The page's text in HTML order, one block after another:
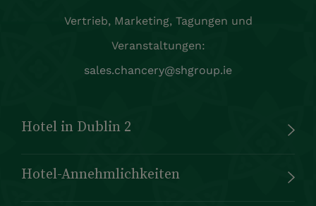
Vertrieb, Marketing, Tagungen und
Veranstaltungen:
sales.chancery@shgroup.ie
Hotel in Dublin 2
Hotel-Annehmlichkeiten